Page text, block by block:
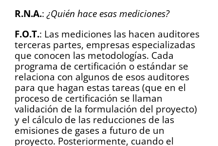
R.N.A.: ¿Quién hace esas mediciones?
F.O.T.: Las mediciones las hacen auditores
terceras partes, empresas especializadas
que conocen las metodologías. Cada
programa de certificación o estándar se
relaciona con algunos de esos auditores
para que hagan estas tareas (que en el
proceso de certificación se llaman
validación de la formulación del proyecto)
y el cálculo de las reducciones de las
emisiones de gases a futuro de un
proyecto. Posteriormente, cuando el